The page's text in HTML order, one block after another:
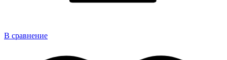
В сравнение